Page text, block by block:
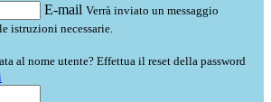
E-mail Verrà inviato un messaggio
istruzioni necessarie.
al nome utente? Effettua il reset della password